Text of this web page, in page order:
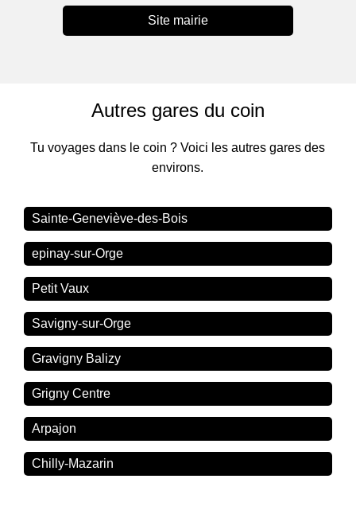
Site mairie
Autres gares du coin
Tu voyages dans le coin ? Voici les autres gares des
environs.
Sainte-Geneviève-des-Bois
epinay-sur-Orge
Petit Vaux
Savigny-sur-Orge
Gravigny Balizy
Grigny Centre
Arpajon
Chilly-Mazarin